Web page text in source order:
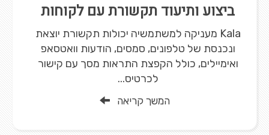
ביצוע ותיעוד תקשורת עם לקוחות
Kala מעניקה למשתמשיה יכולות תקשורת יוצאת
ונכנסת של טלפונים, סמסים, הודעות וואטסאפ
ואימיילים, כולל הקפצת התראות מסך עם קישור
לכרטיס...
המשך קריאה